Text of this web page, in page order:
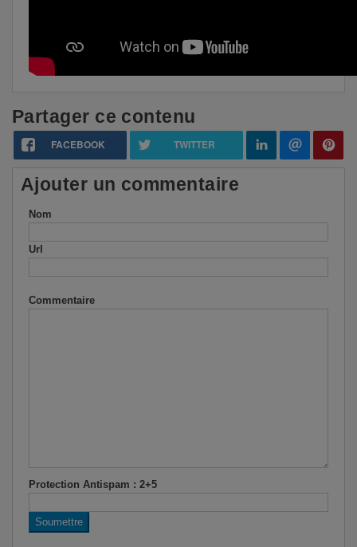
Partager ce contenu
FACEBOOK TWITTER
Ajouter un commentaire
Nom
Url
Commentaire
Protection Antispam : 2+5